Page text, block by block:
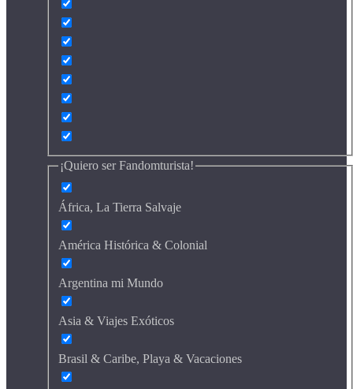
¡Quiero ser Fandomturista!
África, La Tierra Salvaje
América Histórica & Colonial
Argentina mi Mundo
Asia & Viajes Exóticos
Brasil & Caribe, Playa & Vacaciones